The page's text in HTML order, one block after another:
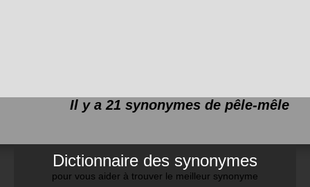
Il y a 21 synonymes de pêle-mêle
Dictionnaire des synonymes
pour vous aider à trouver le meilleur synonyme